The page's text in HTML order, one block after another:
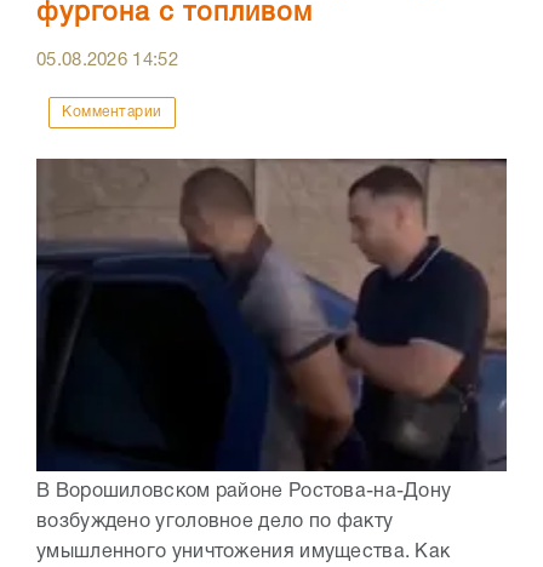
фургона с топливом
05.08.2026 14:52
Комментарии
В Ворошиловском районе Ростова-на-Дону
возбуждено уголовное дело по факту
умышленного уничтожения имущества. Как